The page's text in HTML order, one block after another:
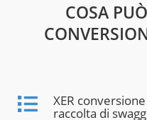
COSA
XER conversione
raccolta di